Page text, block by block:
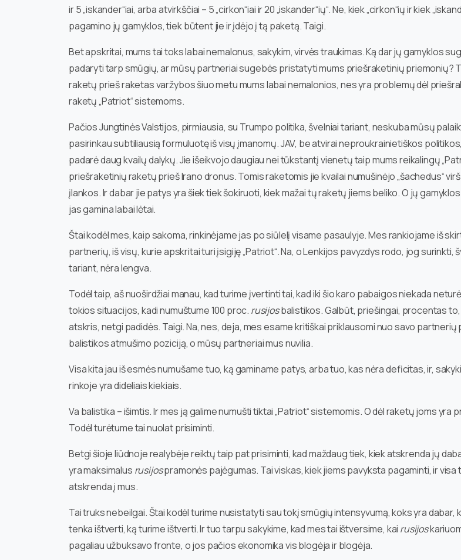
ir 5 „iskander“iai, arba atvirkščiai – 5 „cirkon“iai ir 20 „iskander“ių“. Ne, kiek „cirkon“ių ir kiek
pagamino jų gamyklos, tiek būtent jie ir įdėjo į tą paketą. Taigi.
Bet apskritai, mums tai toks labai nemalonus, sakykim, virvės traukimas. Ką dar jų gamyklos
padaryti tarp smūgių, ar mūsų partneriai sugebės pristatyti mums priešraketinių priemonių?
raketų prieš raketas varžybos šiuo metu mums labai nemalonios, nes yra problemų dėl
raketų „Patriot“ sistemoms.
Pačios Jungtinės Valstijos, pirmiausia, su Trumpo politika, švelniai tariant, neskuba mūsų
pasirinkau subtiliausią formuluotę iš visų įmanomų. JAV, be atvirai neproukrainietiškos
padarė daug kvailų dalykų. Jie išeikvojo daugiau nei tūkstantį vienetų taip mums reikalingų
priešraketinių raketų prieš Irano dronus. Tomis raketomis jie kvailai numušinėjo „šachedus“
įlankos. Ir dabar jie patys yra šiek tiek šokiruoti, kiek mažai tų raketų jiems beliko. O jų
jas gamina labai lėtai.
Štai kodėl mes, kaip sakoma, rinkinėjame jas po siūlelį visame pasaulyje. Mes rankiojame iš
partnerių, iš visų, kurie apskritai turi įsigiję „Patriot“. Na, o Lenkijos pavyzdys rodo, jog surinkti,
tariant, nėra lengva.
Todėl taip, aš nuoširdžiai manau, kad turime įvertinti tai, kad iki šio karo pabaigos niekada
tokios situacijos, kadi numuštume 100 proc. rusijosbalistikos. Galbūt, priešingai, procentas
atskris, netgi padidės. Taigi. Na, nes, deja, mes esame kritiškai priklausomi nuo savo partnerių
balistikos atmušimo poziciją, o mūsų partneriai mus nuvilia.
Visa kita jau iš esmės numušame tuo, ką gaminame patys, arba tuo, kas nėra deficitas, ir,
rinkoje yra dideliais kiekiais.
Va balistika – išimtis. Ir mes ją galime numušti tiktai „Patriot“ sistemomis. O dėl raketų joms yra
Todėl turėtume tai nuolat prisiminti.
Betgi šioje liūdnoje realybėje reiktų taip pat prisiminti, kad maždaug tiek, kiek atskrenda jų
yra maksimalus rusijospramonės pajėgumas. Tai viskas, kiek jiems pavyksta pagaminti, ir visa
atskrenda į mus.
Tai truks nebeilgai. Štai kodėl turime nusistatyti sau tokį smūgių intensyvumą, koks yra dabar,
tenka ištverti, ką turime ištverti. Ir tuo tarpu sakykime, kad mes tai ištversime, kai rusijos
pagaliau užbuksavo fronte, o jos pačios ekonomika vis blogėja ir blogėja.